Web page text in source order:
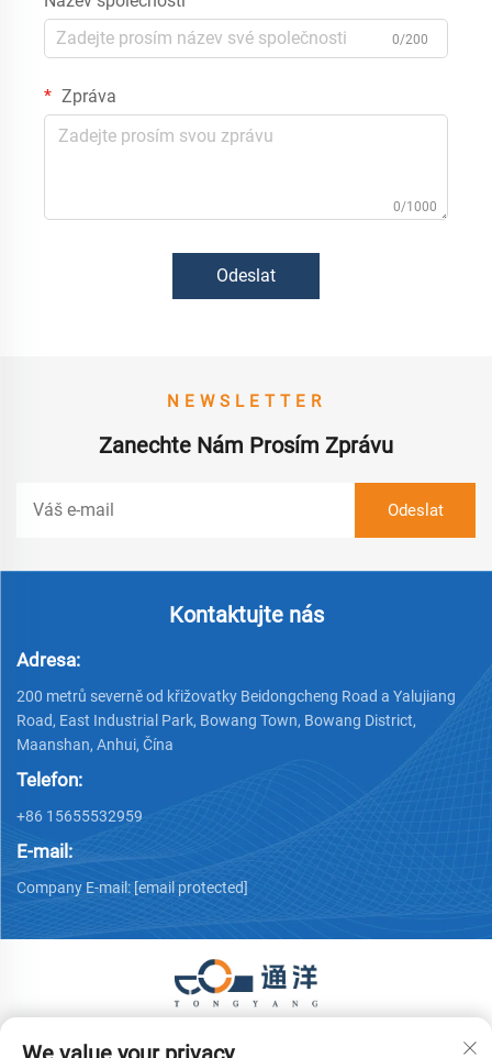
0/200
Zpráva
0/1000
Odeslat
NEWSLETTER
Zanechte Nám Prosím Zprávu
Kontaktujte nás
Adresa:
200 metrů severně od křižovatky Beidongcheng Road a Yalujiang
Road, East Industrial Park, Bowang Town, Bowang District,
Maanshan, Anhui, Čína
Telefon:
+86 15655532959
E-mail:
Company E-mail: [email protected]
Copyright © 2026 Ma'anshan Tongyang Machinery Equipment